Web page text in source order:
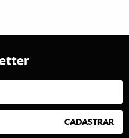
CADASTRAR